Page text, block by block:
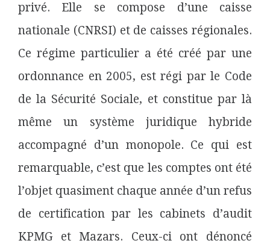
privé. Elle se compose d’une caisse
nationale (CNRSI) et de caisses régionales.
Ce régime particulier a été créé par une
ordonnance en 2005, est régi par le Code
de la Sécurité Sociale, et constitue par là
même un système juridique hybride
accompagné d’un monopole. Ce qui est
remarquable, c’est que les comptes ont été
l’objet quasiment chaque année d’un refus
de certification par les cabinets d’audit
KPMG et Mazars. Ceux-ci ont dénoncé